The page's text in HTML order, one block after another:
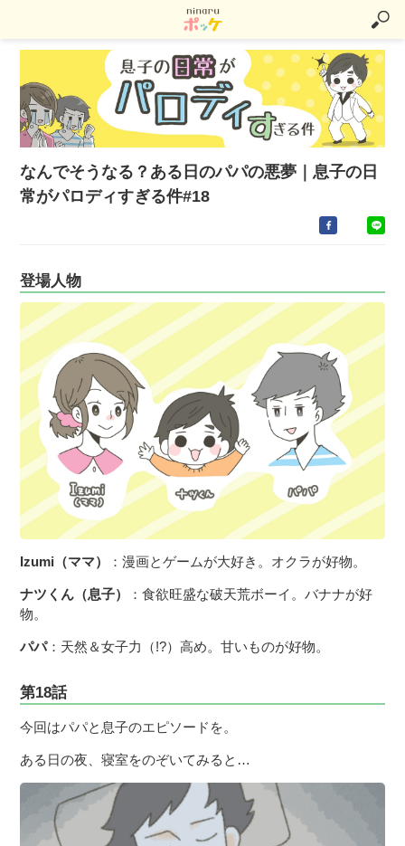
なんでそうなる？ある日のパパの悪夢｜息子の日
常がパロディすぎる件#18
登場人物
Izumi（ママ） ：漫画とゲームが大好き。オクラが好物。
ナツくん（息子）
：食欲旺盛な破天荒ボーイ。バナナが好
物。
パパ：天然＆女子力（!?）高め。甘いものが好物。
第18話
今回はパパと息子のエピソードを。
ある日の夜、寝室をのぞいてみると…